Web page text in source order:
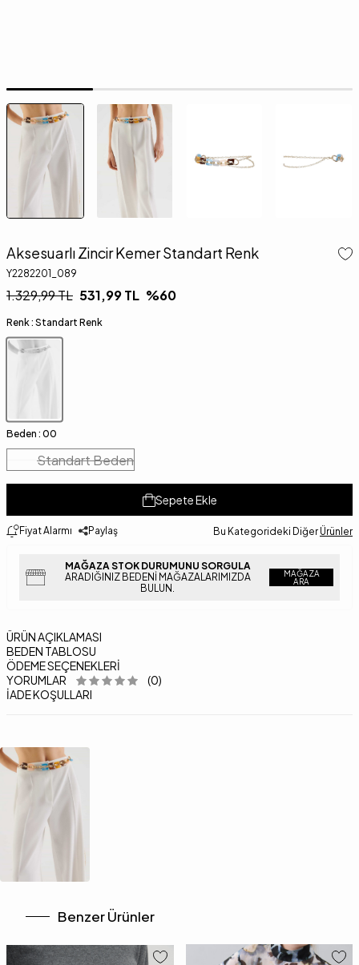
Aksesuarlı Zincir Kemer Standart Renk
Y2282201_089
1.329,99TL 531,99TL %60
Renk : Standart Renk
Beden : 00
Standart Beden
Sepete Ekle
Fiyat Alarmı Paylaş Bu Kategorideki Diğer Ürünler
MAĞAZA STOK DURUMUNU SORGULA
ARADIĞINIZ BEDENI MAĞAZALARIMIZDA
BULUN.
MAĞAZA
ARA
ÜRÜN AÇIKLAMASI
BEDEN TABLOSU
ÖDEME SEÇENEKLERI
YORUMLAR
(0)
İADE KOŞULLARI
Benzer Ürünler